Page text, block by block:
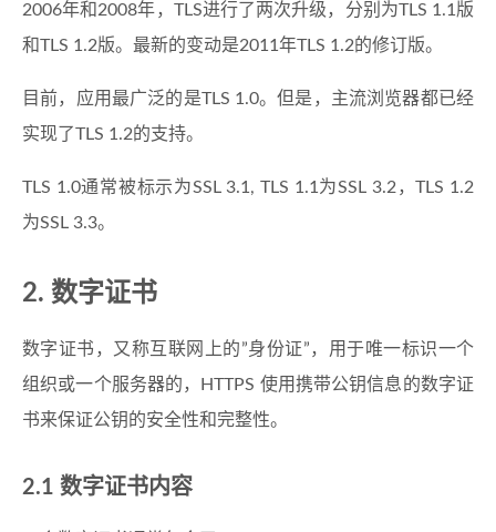
2006年和2008年，TLS进行了两次升级，分别为TLS 1.1版
和TLS 1.2版。最新的变动是2011年TLS 1.2的修订版。
目前，应用最广泛的是TLS 1.0。但是，主流浏览器都已经
实现了TLS 1.2的支持。
TLS 1.0通常被标示为SSL 3.1, TLS 1.1为SSL 3.2，TLS 1.2
为SSL 3.3。
2. 数字证书
数字证书，又称互联网上的”身份证”，用于唯一标识一个
组织或一个服务器的，HTTPS 使用携带公钥信息的数字证
书来保证公钥的安全性和完整性。
2.1 数字证书内容